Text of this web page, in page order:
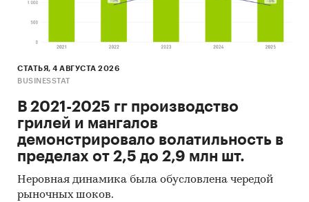
СТАТЬЯ, 4 АВГУСТА 2026
BUSINESSTAT
В 2021-2025 гг производство
грилей и мангалов
демонстрировало волатильность в
пределах от 2,5 до 2,9 млн шт.
Неровная динамика была обусловлена чередой
рыночных шоков.